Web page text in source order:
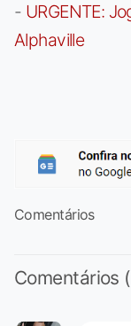
- URGENTE:
Alphaville
Comentários
Comentários